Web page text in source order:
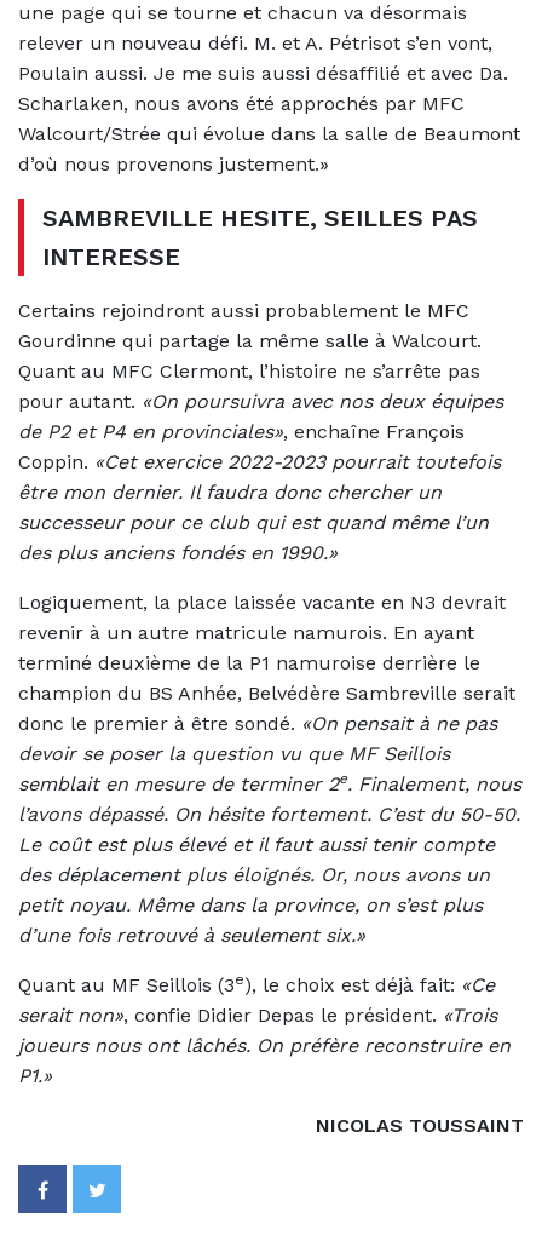
une page qui se tourne et chacun va désormais
relever un nouveau défi. M. et A. Pétrisot s’en vont,
Poulain aussi. Je me suis aussi désaffilié et avec Da.
Scharlaken, nous avons été approchés par MFC
Walcourt/Strée qui évolue dans la salle de Beaumont
d’où nous provenons justement.»
SAMBREVILLE HESITE, SEILLES PAS
INTERESSE
Certains rejoindront aussi probablement le MFC
Gourdinne qui partage la même salle à Walcourt.
Quant au MFC Clermont, l’histoire ne s’arrête pas
pour autant. «On poursuivra avec nos deux équipes
de P2 et P4 en provinciales», enchaîne François
Coppin. «Cet exercice 2022-2023 pourrait toutefois
être mon dernier. Il faudra donc chercher un
successeur pour ce club qui est quand même l’un
des plus anciens fondés en 1990.»
Logiquement, la place laissée vacante en N3 devrait
revenir à un autre matricule namurois. En ayant
terminé deuxième de la P1 namuroise derrière le
champion du BS Anhée, Belvédère Sambreville serait
donc le premier à être sondé. «On pensait à ne pas
devoir se poser la question vu que MF Seillois
semblait en mesure de terminer 2e. Finalement, nous
l’avons dépassé. On hésite fortement. C’est du 50-50.
Le coût est plus élevé et il faut aussi tenir compte
des déplacement plus éloignés. Or, nous avons un
petit noyau. Même dans la province, on s’est plus
d’une fois retrouvé à seulement six.»
Quant au MF Seillois (3e), le choix est déjà fait: «Ce
serait non», confie Didier Depas le président. «Trois
joueurs nous ont lâchés. On préfère reconstruire en
P1.»
NICOLAS TOUSSAINT